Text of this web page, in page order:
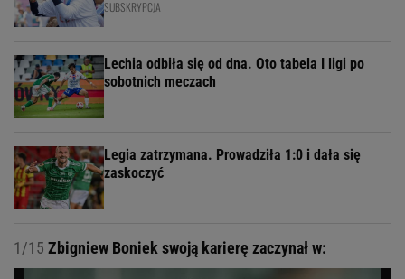
SUBSKRYPCJA
Lechia odbiła się od dna. Oto tabela I ligi po
sobotnich meczach
Legia zatrzymana. Prowadziła 1:0 i dała się
zaskoczyć
1/15 Zbigniew Boniek swoją karierę zaczynał w: